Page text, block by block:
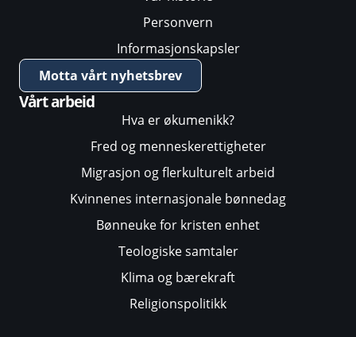
Personvern
Informasjonskapsler
Motta vårt nyhetsbrev
Vårt arbeid
Hva er økumenikk?
Fred og menneskerettigheter
Migrasjon og flerkulturelt arbeid
Kvinnenes internasjonale bønnedag
Bønneuke for kristen enhet
Teologiske samtaler
Klima og bærekraft
Religionspolitikk